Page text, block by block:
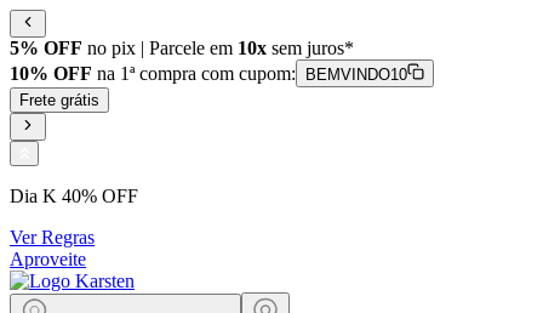
5% OFF no pix | Parcele em 10x sem juros*
10% OFF na 1ª compra com cupom:
BEMVINDO10
Frete grátis
Dia K 40% OFF
Ver Regras
Aproveite